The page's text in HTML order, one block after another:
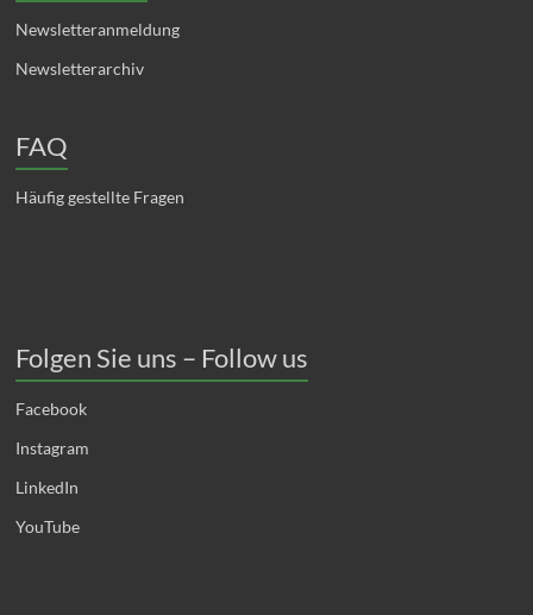
Newsletteranmeldung
Newsletterarchiv
FAQ
Häufig gestellte Fragen
Folgen Sie uns – Follow us
Facebook
Instagram
LinkedIn
YouTube